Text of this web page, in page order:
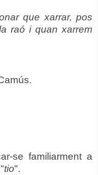
que xarrar, pos
raó i quan xarrem
se familiarment a
tio".